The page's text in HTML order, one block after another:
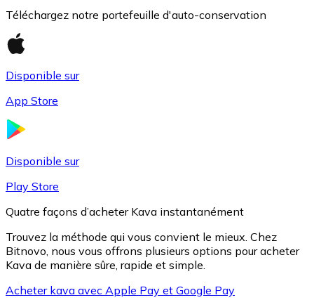
Téléchargez notre portefeuille d'auto-conservation
Disponible sur
App Store
Disponible sur
Play Store
Quatre façons d’acheter Kava instantanément
Trouvez la méthode qui vous convient le mieux. Chez
Bitnovo, nous vous offrons plusieurs options pour acheter
Kava de manière sûre, rapide et simple.
Acheter kava avec Apple Pay et Google Pay